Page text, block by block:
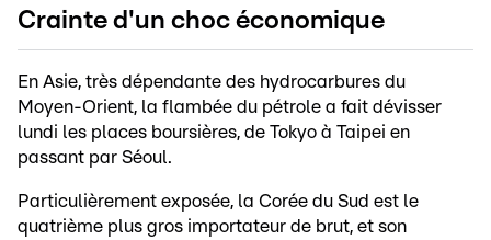
Crainte d'un choc économique
En Asie, très dépendante des hydrocarbures du
Moyen-Orient, la flambée du pétrole a fait dévisser
lundi les places boursières, de Tokyo à Taipei en
passant par Séoul.
Particulièrement exposée, la Corée du Sud est le
quatrième plus gros importateur de brut, et son